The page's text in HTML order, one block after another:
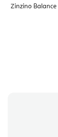
Zinzino Balance